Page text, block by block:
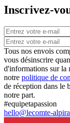
Inscrivez-
Tous nos envois
vous désinscrire
d'informations sur la
notre politique de
de réception dans le
notre part.
#equipetapassion
hello@lecomte-